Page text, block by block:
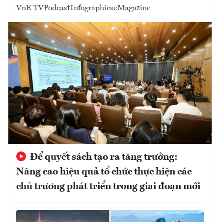
VnE TVPodcastInfographicseMagazine
Để quyết sách tạo ra tăng trưởng:
Nâng cao hiệu quả tổ chức thực hiện các
chủ trương phát triển trong giai đoạn mới